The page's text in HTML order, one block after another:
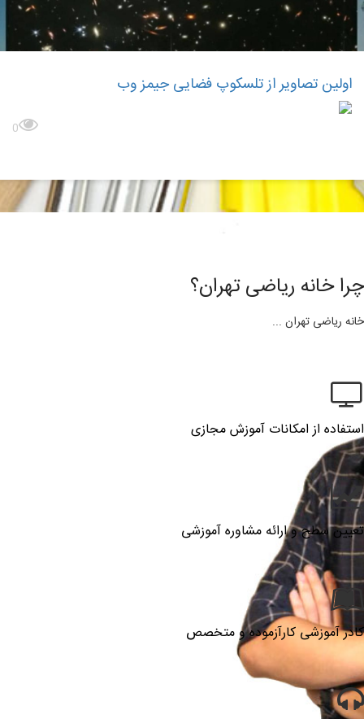
اولین تصاویر از تلسکوپ فضایی جیمز وب
0
چرا خانه ریاضی تهران؟
خانه ریاضی تهران ...
استفاده از امکانات آموزش مجازی
تعیین سطح و ارائه مشاوره آموزشی
کادر آموزشی کارآزموده و متخصص